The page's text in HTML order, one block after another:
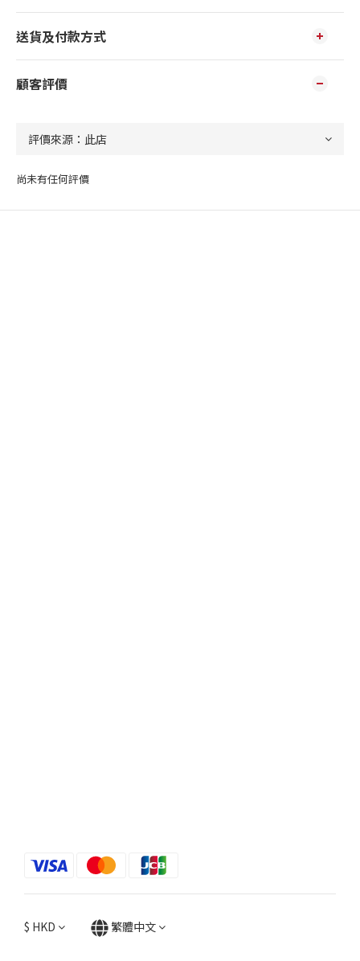
送貨及付款方式
顧客評價
尚未有任何評價
$ HKD 繁體中文